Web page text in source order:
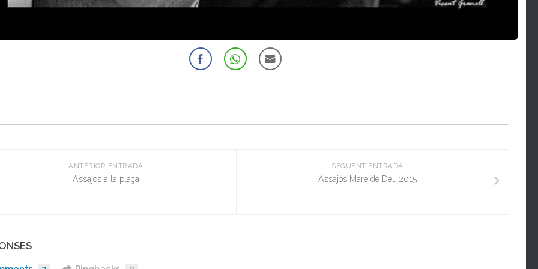
SEGÜENT ENTRADA
Assajos Mare de Deu 2015
ANTERIOR ENTRADA
Assajos a la plaça